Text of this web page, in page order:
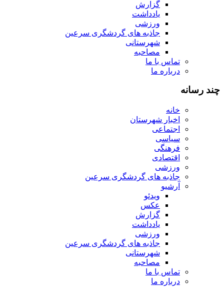
گزارش
یادداشت
ورزشی
جاذبه های گردشگری سرعین
شهرستانی
مصاحبه
تماس با ما
درباره ما
چند رسانه
خانه
اخبار شهرستان
اجتماعی
سیاسی
فرهنگی
اقتصادی
ورزشی
جاذبه های گردشگری سرعین
آرشیو
ویدئو
عکس
گزارش
یادداشت
ورزشی
جاذبه های گردشگری سرعین
شهرستانی
مصاحبه
تماس با ما
درباره ما